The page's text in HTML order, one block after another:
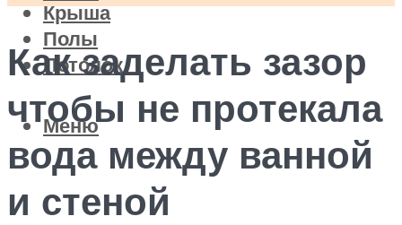
Крыша
Полы
Потолок
Меню
Как заделать зазор
чтобы не протекала
вода между ванной
и стеной